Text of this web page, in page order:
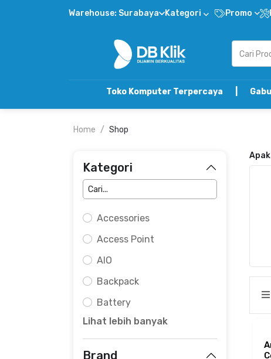
Warehouse: Surabaya Kategori Promo
Toko Komputer Terpercaya | Gabung DB
Home Shop
Kategori
Accessories
Access Point
AIO
Backpack
Battery
Lihat lebih banyak
Brand